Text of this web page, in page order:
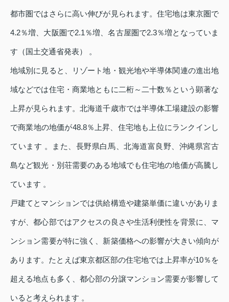
都市圏ではさらに高い伸びが見られます。住宅地は東京圏で
4.2％増、大阪圏で2.1％増、名古屋圏で2.3％増となっていま
す（国土交通省発表） 。
地域別に見ると、リゾート地・観光地や半導体関連の進出地
域などでは住宅・商業地ともに二桁～二十数％という顕著な
上昇が見られます。北海道千歳市では半導体工場建設の影響
で商業地の地価が48.8％上昇、住宅地も上位にランクインし
ています 。また、長野県白馬、北海道富良野、沖縄県宮古
島など観光・別荘需要のある地域でも住宅地の地価が高騰し
ています 。
戸建てとマンションでは供給構造や建築単価に違いがありま
すが、都心部ではアクセスの良さや生活利便性を背景に、マ
ンション需要が特に強く、新築価格への影響が大きい傾向が
あります。たとえば東京都区部の住宅地では上昇率が10％を
超える地点も多く、都心部の分譲マンション需要が影響して
いると考えられます 。